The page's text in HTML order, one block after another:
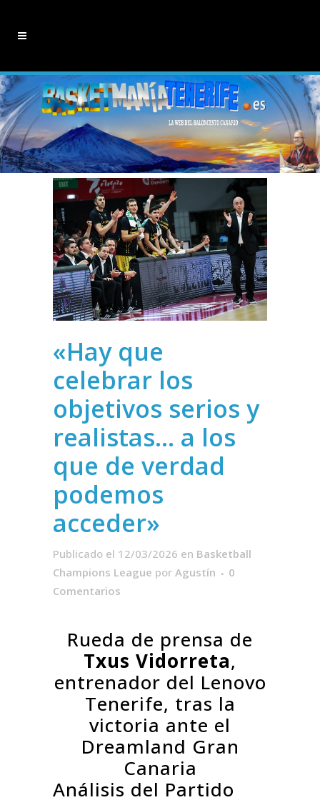
«Hay que
celebrar los
objetivos serios y
realistas… a los
que de verdad
podemos
acceder»
Publicado el 12/03/2026 en Basketball
Champions League por Agustín
0
Comentarios
Rueda de prensa de
Txus Vidorreta,
entrenador del Lenovo
Tenerife, tras la
victoria ante el
Dreamland Gran
Canaria
Análisis del Partido